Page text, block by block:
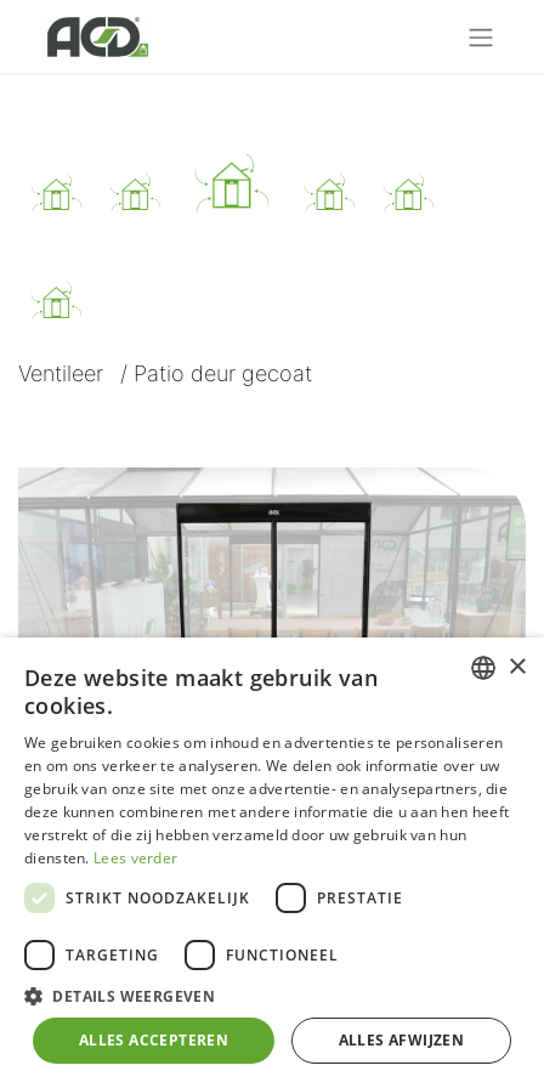
Ventileer / Patio deur gecoat
Patio deur gecoat
Grote schuifdeur voor op de zijkant van de serre.
GERMAN
FRENCH
×
Deze website maakt gebruik van
cookies.
We gebruiken cookies om inhoud en advertenties te personaliseren
en om ons verkeer te analyseren. We delen ook informatie over uw
gebruik van onze site met onze advertentie- en analysepartners, die
deze kunnen combineren met andere informatie die u aan hen heeft
verstrekt of die zij hebben verzameld door uw gebruik van hun
diensten. Lees verder
STRIKT NOODZAKELIJK
PRESTATIE
TARGETING FUNCTIONEEL
DETAILS WEERGEVEN
ALLES ACCEPTEREN ALLES AFWIJZEN